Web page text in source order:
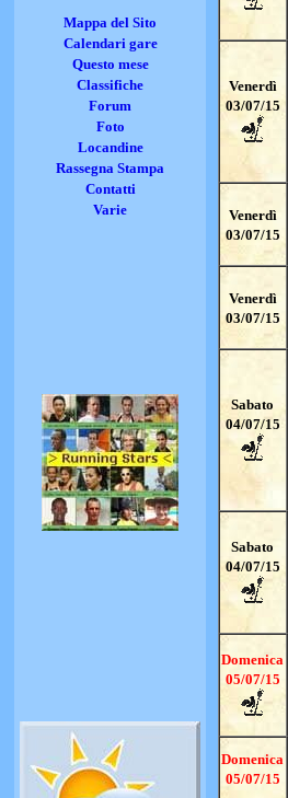
Venerdì
03/07/15
Venerdì
03/07/15
Venerdì
03/07/15
Sabato
04/07/15
Sabato
04/07/15
Domenica
05/07/15
Domenica
05/07/15
Mappa del Sito
Calendari gare
Questo mese
Classifiche
Forum
Foto
Locandine
Rassegna Stampa
Contatti
Varie